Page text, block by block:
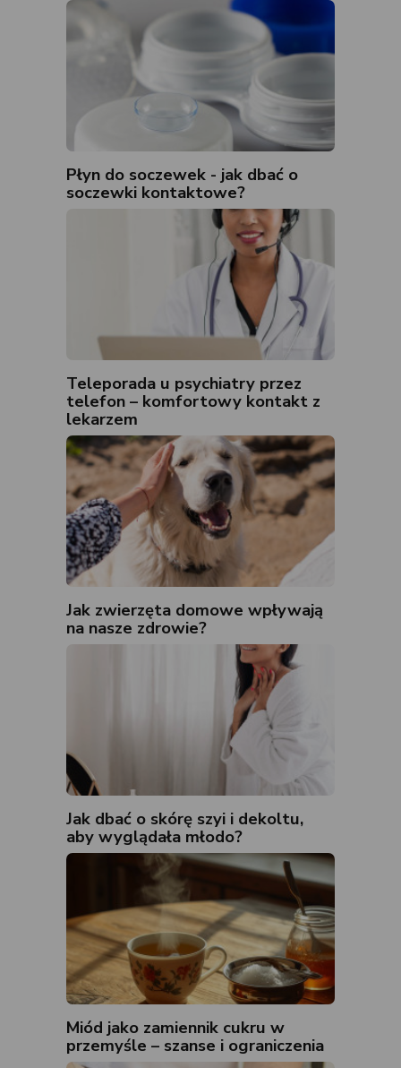
Płyn do soczewek - jak dbać o
soczewki kontaktowe?
Teleporada u psychiatry przez
telefon – komfortowy kontakt z
lekarzem
Jak zwierzęta domowe wpływają
na nasze zdrowie?
Jak dbać o skórę szyi i dekoltu,
aby wyglądała młodo?
Miód jako zamiennik cukru w
przemyśle – szanse i ograniczenia